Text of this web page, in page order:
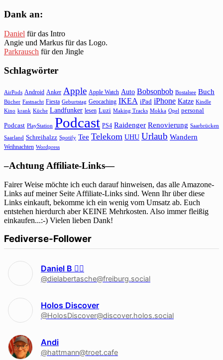
Dank an:
Daniel für das Intro
Angie und Markus für das Logo.
Parkrausch für den Jingle
Schlagwörter
AirPods Android Anker Apple Apple Watch Auto Bobsonbob Bostalsee Buch
Bücher Fastnacht Fiesta Geburtstag Geocaching IKEA iPad iPhone Katze Kindle
Kino krank Küche Landfunker lesen Luzi Making Tracks Mokka Opel personal
Podcast PlayStation Podcast PS4 Raidenger Renovierung Saarbrücken
Saarland Schreihalzz Spotify Tee Telekom UHU Urlaub Wandern
Weihnachten Wordpress
–Achtung Affiliate-Links—
Fairer Weise möchte ich euch darauf hinweisen, das alle Amazone-
Links auf meiner Seite Affiliate-Links sind. Wenn Ihr über diese
Links einkauft, bekomme ich ein wenig vom Umsatz ab. Euch
entstehen hierdurch aber KEINE Mehrkosten. Also immer fleißig
einkaufen...:-) Vielen lieben Dank!
Fediverse-Follower
Daniel B 🏳‍🌈
@dielabertasche@freiburg.social
Holos Discover
@HolosDiscover@discover.holos.social
Andi
@hattmann@troet.cafe